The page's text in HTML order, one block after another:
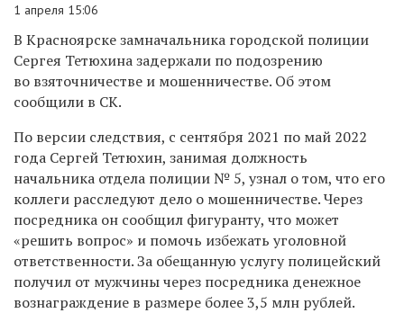
1 апреля 15:06
В Красноярске замначальника городской полиции
Сергея Тетюхина задержали по подозрению
во взяточничестве и мошенничестве. Об этом
сообщили в СК.
По версии следствия, с сентября 2021 по май 2022
года Сергей Тетюхин, занимая должность
начальника отдела полиции № 5, узнал о том, что его
коллеги расследуют дело о мошенничестве. Через
посредника он сообщил фигуранту, что может
«решить вопрос» и помочь избежать уголовной
ответственности. За обещанную услугу полицейский
получил от мужчины через посредника денежное
вознаграждение в размере более 3,5 млн рублей.